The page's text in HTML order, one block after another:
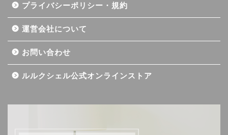
プライバシーポリシー・規約
運営会社について
お問い合わせ
ルルクシェル公式オンラインストア